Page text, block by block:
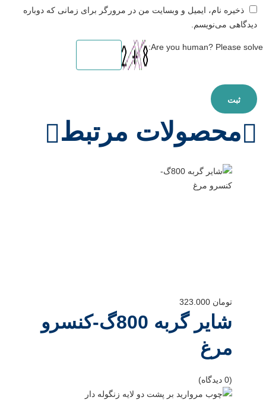
ذخیره نام، ایمیل و وبسایت من در مرورگر برای زمانی که دوباره
دیدگاهی می‌نویسم.
Are you human? Please solve:
محصولات مرتبط
تومان
شایر گربه 800گ-کنسرو
مرغ
(0 دیدگاه)